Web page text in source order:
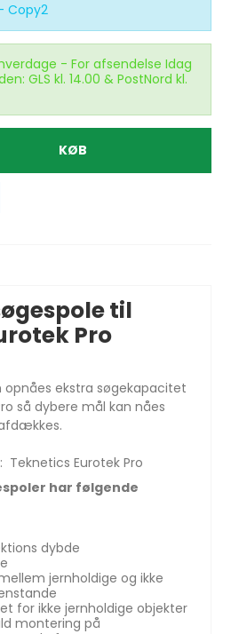
Copy2
- For afsendelse Idag
GLS kl. 14.00 & PostNord kl.
KØB
til
Pro
opnåes ekstra søgekapacitet
så dybere mål kan nåes
Teknetics Eurotek Pro
har følgende
dybde
jernholdige og ikke
for ikke jernholdige objekter
montering på